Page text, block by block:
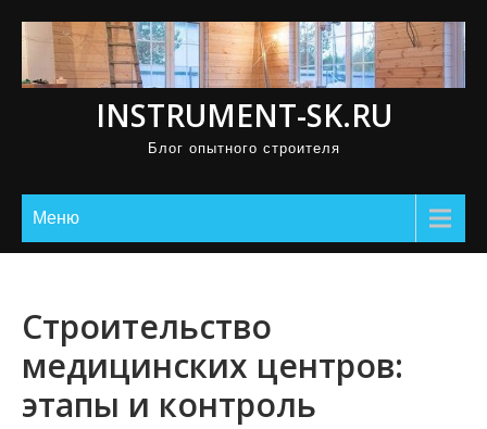
ь
INSTRUMENT-SK.RU
Блог опытного строителя
Меню
Строительство
медицинских центров:
этапы и контроль